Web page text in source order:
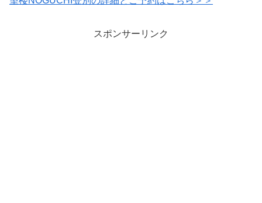
スポンサーリンク